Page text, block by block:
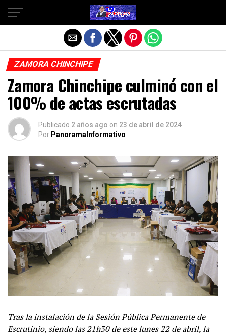
ZAMORA CHINCHIPE
Zamora Chinchipe culminó con el
100% de actas escrutadas
Publicado 2 años ago on 23 de abril de 2024
Por PanoramaInformativo
Tras la instalación de la Sesión Pública Permanente de
Escrutinio, siendo las21h30 de este lunes 22 de abril,la
Salir de la versión móvil